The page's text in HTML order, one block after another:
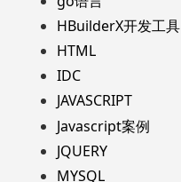
HBuilderX开发工具
HTML
IDC
JAVASCRIPT
Javascript案例
JQUERY
MYSQL